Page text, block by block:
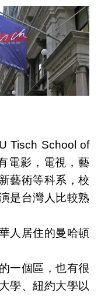
Tisch School of
電影，電視，藝
藝術等科系，校
是台灣人比較熟
人居住的曼哈頓
一個區，也有很
學、紐約大學以